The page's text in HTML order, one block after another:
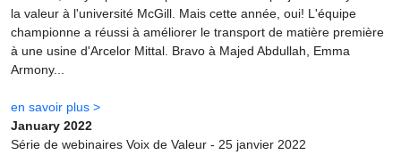
la valeur à l'université McGill. Mais cette année, oui! L'équipe
championne a réussi à améliorer le transport de matière première
à une usine d'Arcelor Mittal. Bravo à Majed Abdullah, Emma
Armony...
en savoir plus >
January 2022
Série de webinaires Voix de Valeur - 25 janvier 2022